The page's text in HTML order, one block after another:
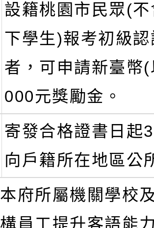
設籍桃園市民眾(
下學生)報考初級
者，可申請新臺幣
000元獎勵金。
寄發合格證書日起
向戶籍所在地區公
本府所屬機關學校
構員工提升客語能